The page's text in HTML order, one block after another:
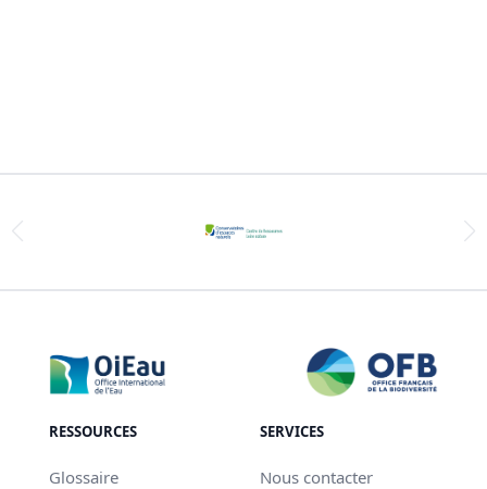
RESSOURCES
Glossaire
SERVICES
Nous contacter